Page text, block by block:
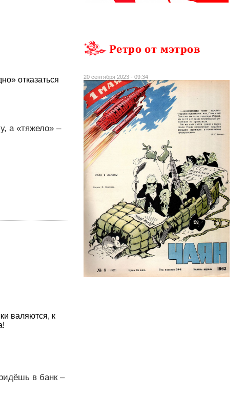
отказаться
а «тяжело» –
валяются, к
в банк –
Ретро от мэтров
20 сентября 2023 - 09:34